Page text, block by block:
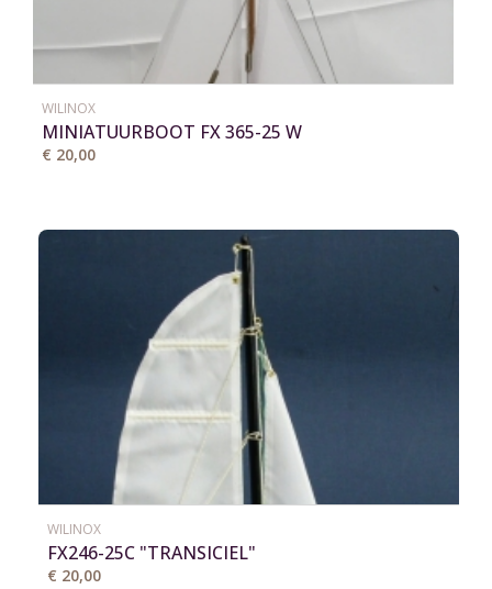
WILINOX
MINIATUURBOOT FX 365-25 W
€ 20,00
WILINOX
FX246-25C "TRANSICIEL"
€ 20,00